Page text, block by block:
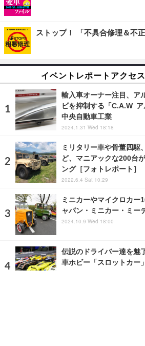
ストップ！ 「不具合修理＆不
イベントレポートアクセ
輸入車オーナー注目、ア
ビを抑制する「C.A.W
中央自動車工業
2024.1.31 Wed 18:18
ミリタリー車や骨董四駆
ど、マニアックな200台
ング［フォトレポート］
2022.6.4 Sat 10:29
ミニカーやマイクロカ
ャパン・ミニカー・ミー
2024.10.9 Wed 18:00
伝説のドライバー達を魅
車ホビー「スロットカー